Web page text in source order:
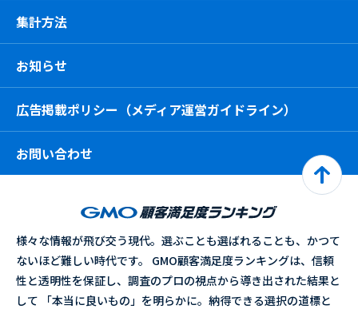
集計方法
お知らせ
広告掲載ポリシー（メディア運営ガイドライン）
お問い合わせ
様々な情報が飛び交う現代。選ぶことも選ばれることも、かつて
ないほど難しい時代です。 GMO顧客満足度ランキングは、信頼
性と透明性を保証し、調査のプロの視点から導き出された結果と
して 「本当に良いもの」を明らかに。納得できる選択の道標と